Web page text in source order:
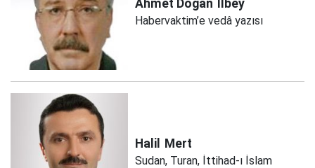
Ahmet Doğan İlbey
Habervaktim’e vedâ yazısı
Halil Mert
Sudan, Turan, İttihad-ı İslam